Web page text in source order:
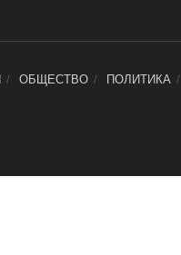
ОБЩЕСТВО ПОЛИТИКА